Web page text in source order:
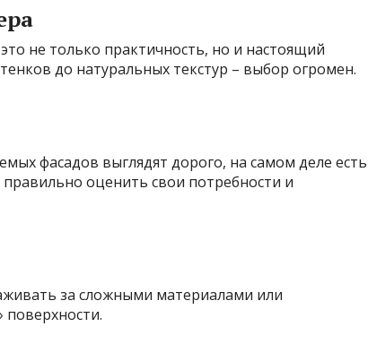
не только практичность, но и настоящий
до натуральных текстур – выбор огромен.
фасадов выглядят дорого, на самом деле есть
оценить свои потребности и
за сложными материалами или
поверхности.